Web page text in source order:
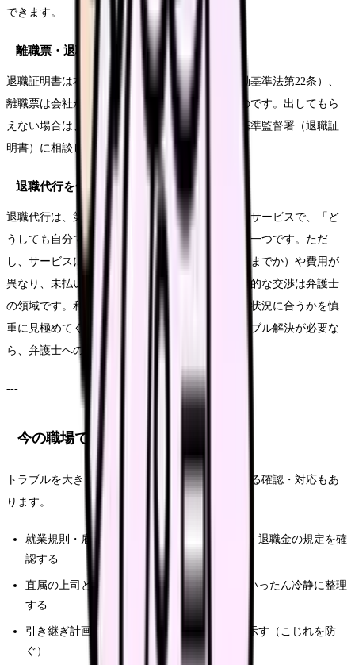
できます。
離職票・退職証明書を出してもらえない
退職証明書は本人の請求で交付義務があり（労働基準法第22条）、
離職票は会社がハローワークに手続きをするものです。出してもら
えない場合は、ハローワーク（離職票）や労働基準監督署（退職証
明書）に相談しましょう。
退職代行を使うべきか
退職代行は、第三者が退職の連絡を代行する民間サービスで、「ど
うしても自分では対応できない」場合の選択肢の一つです。ただ
し、サービスによって対応範囲（連絡のみか交渉までか）や費用が
異なり、未払い賃金の請求や条件交渉といった法的な交渉は弁護士
の領域です。利用するかは中立に検討し、自分の状況に合うかを慎
重に見極めてください。退職をめぐる交渉やトラブル解決が必要な
ら、弁護士への相談も選択肢になります。
---
今の職場で確認するルート
トラブルを大きくしないために、今の職場でできる確認・対応もあ
ります。
就業規則・雇用契約書で、退職手続き・有給・退職金の規定を確
認する
直属の上司との話し合いで解決できないか、いったん冷静に整理
する
引き継ぎ計画を自分から提示し、協力姿勢を示す（こじれを防
ぐ）